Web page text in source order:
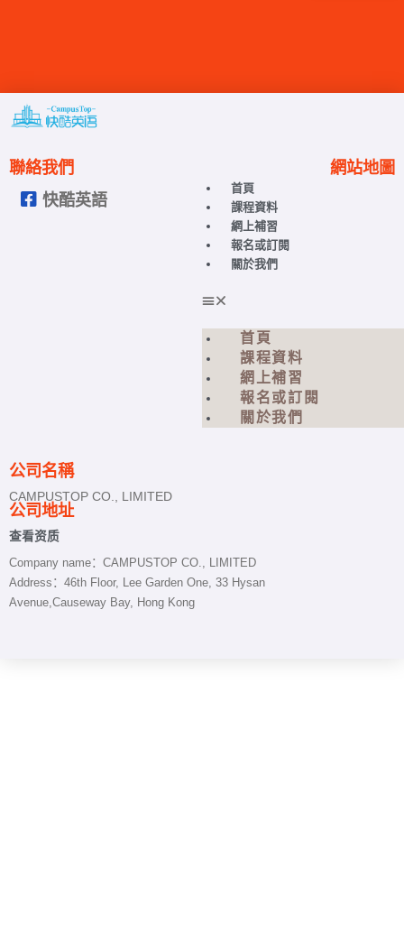
聯絡我們
快酷英語
網站地圖
首頁
課程資料
網上補習
報名或訂閱
關於我們
首頁
課程資料
網上補習
報名或訂閱
關於我們
公司名稱
CAMPUSTOP CO., LIMITED
公司地址
查看资质
Company name：CAMPUSTOP CO., LIMITED
Address：46th Floor, Lee Garden One, 33 Hysan
Avenue, Causeway Bay, Hong Kong
註冊即可獲得試聽+口語測評+
請輸入您的手機號碼